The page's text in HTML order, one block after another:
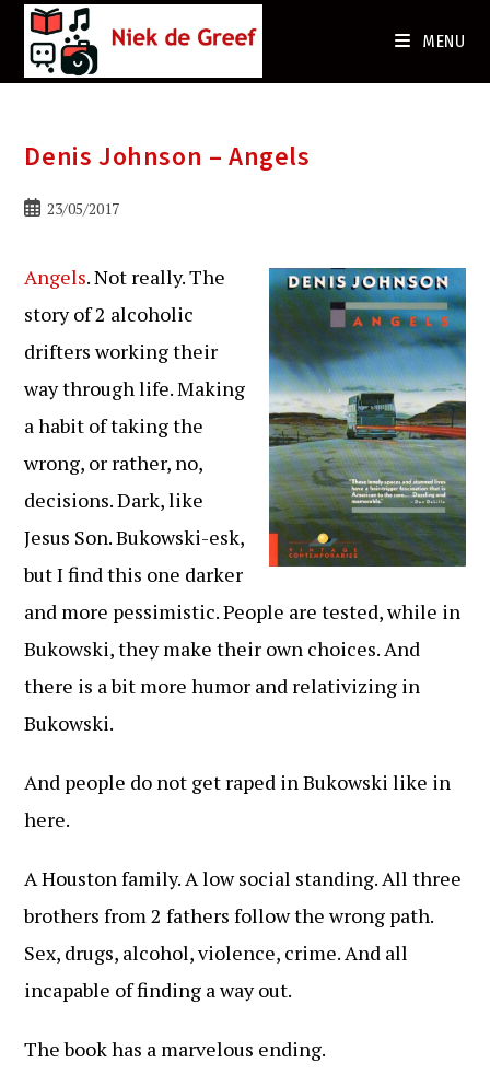
MENU
Denis Johnson – Angels
Bericht23/05/2017
Angels. Not really. The
story of 2 alcoholic
drifters working their
way through life. Making
a habit of taking the
wrong, or rather, no,
decisions. Dark, like
Jesus Son. Bukowski-esk,
but I find this one darker
and more pessimistic. People are tested, while in
Bukowski, they make their own choices. And
there is a bit more humor and relativizing in
Bukowski.
And people do not get raped in Bukowski like in
here.
A Houston family. A low social standing. All three
brothers from 2 fathers follow the wrong path.
Sex, drugs, alcohol, violence, crime. And all
incapable of finding a way out.
The book has a marvelous ending.